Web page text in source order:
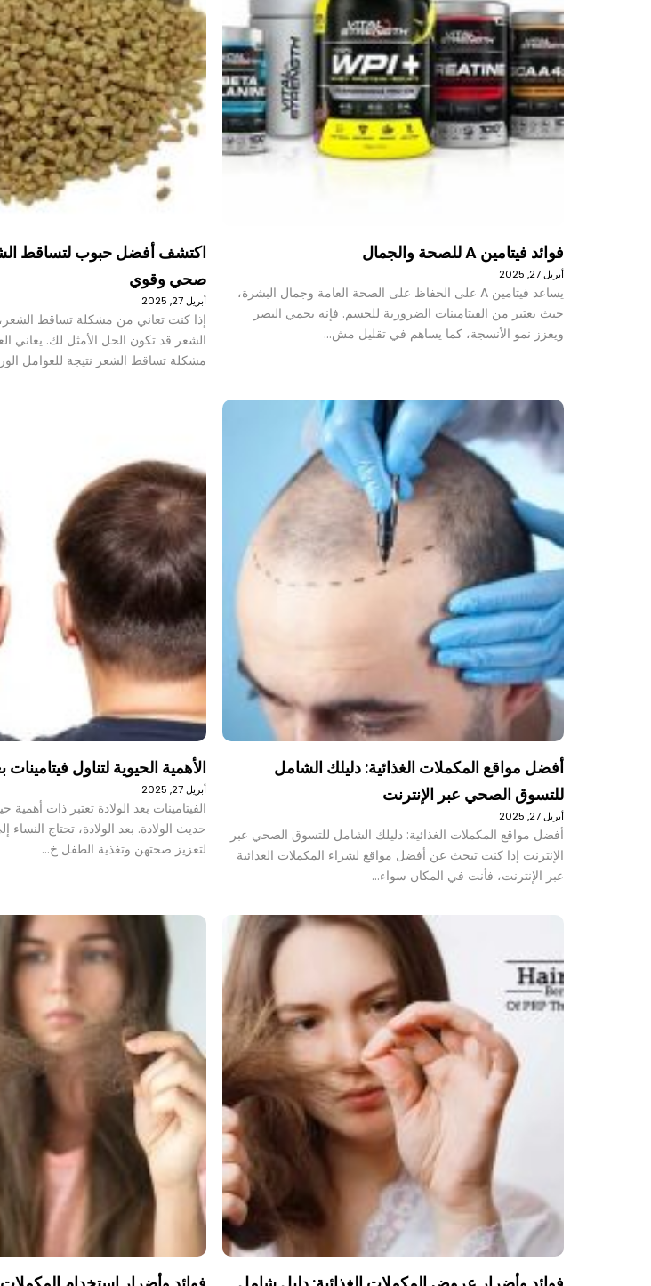
فوائد فيتامين A للصحة والجمال
أبريل 27, 2025
يساعد فيتامين A على الحفاظ على الصحة العامة وجمال البشرة،
حيث يعتبر من الفيتامينات الضرورية للجسم. فإنه يحمي البصر
ويعزز نمو الأنسجة، كما يساهم في تقليل مش…
اكتشف أفضل حبوب لتساقط
صحي وقوي
أبريل 27, 2025
إذا كنت تعاني من مشكلة تساقط
الشعر قد تكون الحل الأمثل لك. يعاني
مشكلة تساقط الشعر نتيجة للعوامل
أفضل مواقع المكملات الغذائية: دليلك الشامل
للتسوق الصحي عبر الإنترنت
أبريل 27, 2025
أفضل مواقع المكملات الغذائية: دليلك الشامل للتسوق الصحي عبر
الإنترنت إذا كنت تبحث عن أفضل مواقع لشراء المكملات الغذائية
عبر الإنترنت، فأنت في المكان سواء…
الأهمية الحيوية لتناول فيتامينات
أبريل 27, 2025
الفيتامينات بعد الولادة تعتبر ذات
حديث الولادة. بعد الولادة، تحتاج النساء
لتعزيز صحتهن وتغذية الطفل خ…